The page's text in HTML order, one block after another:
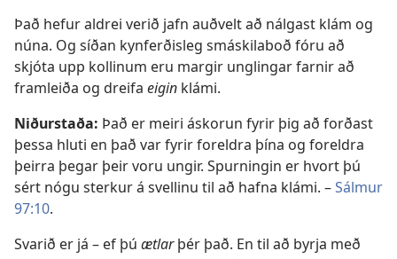
Það hefur aldrei verið jafn auðvelt að nálgast klám og
núna. Og síðan kynferðisleg smáskilaboð fóru að
skjóta upp kollinum eru margir unglingar farnir að
framleiða og dreifa eigin klámi.
Niðurstaða: Það er meiri áskorun fyrir þig að forðast
þessa hluti en það var fyrir foreldra þína og foreldra
þeirra þegar þeir voru ungir. Spurningin er hvort þú
sért nógu sterkur á svellinu til að hafna klámi. –Sálmur
97:10.
Svarið er já – ef þú ætlarþér það. En til að byrja með